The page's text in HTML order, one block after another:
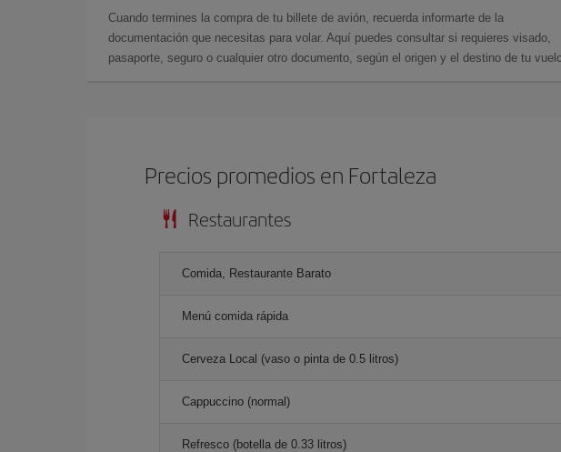
Cuando termines la compra de tu billete de avión, recuerda informarte de la
documentación que necesitas para volar. Aquí puedes consultar si requieres visado,
pasaporte, seguro o cualquier otro documento, según el origen y el destino de tu
Precios promedios en Fortaleza
Restaurantes
Comida, Restaurante Barato
Menú comida rápida
Cerveza Local (vaso o pinta de 0.5 litros)
Cappuccino (normal)
Refresco (botella de 0.33 litros)